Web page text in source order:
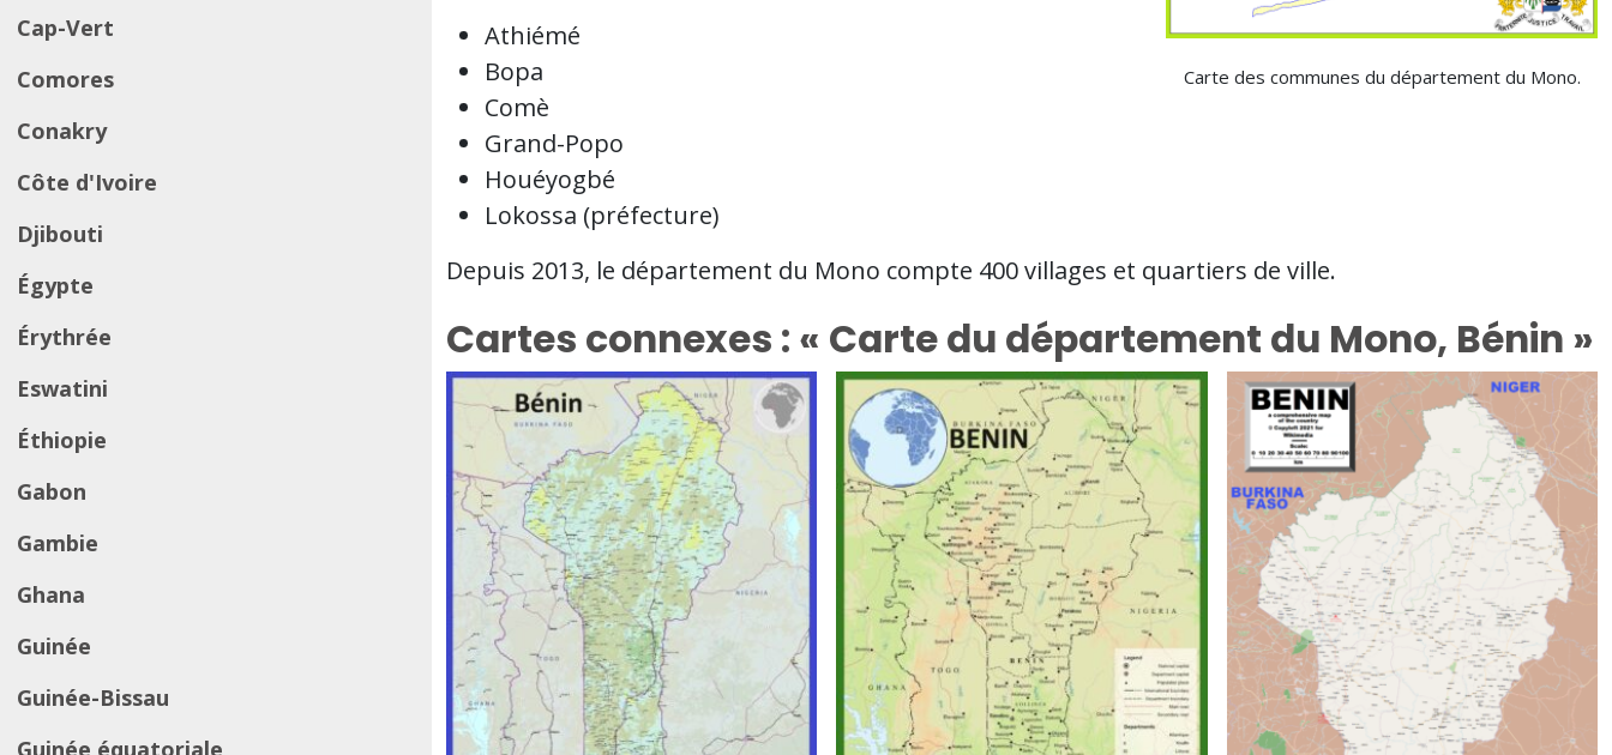
Cap-Vert
Comores
Conakry
Côte d'Ivoire
Djibouti
Égypte
Érythrée
Eswatini
Éthiopie
Gabon
Gambie
Ghana
Guinée
Guinée-Bissau
Guinée équatoriale
Carte des communes du département du Mono.
Athiémé
Bopa
Comè
Grand-Popo
Houéyogbé
Lokossa (préfecture)
Depuis 2013, le département du Mono compte 400 villages et quartiers de ville.
Cartes connexes : « Carte du département du Mono, Bénin »